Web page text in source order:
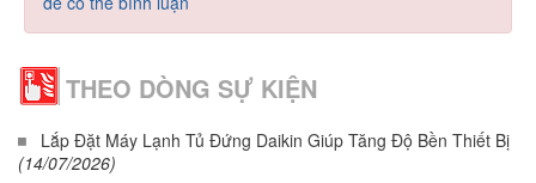
THEO DÒNG SỰ KIỆN
Lắp Đặt Máy Lạnh Tủ Đứng Daikin Giúp Tăng Độ Bền Thiết Bị
(14/07/2026)